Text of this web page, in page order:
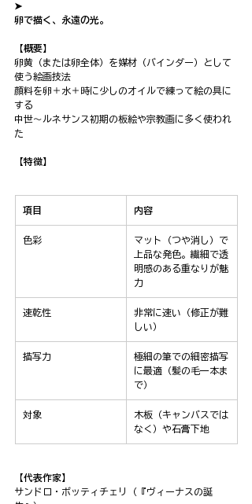
➤
卵で描く、永遠の光。
【概要】
卵黄（または卵全体）を媒材（バインダー）として
使う絵画技法
顔料を卵＋水＋時に少しのオイルで練って絵の具に
する
中世〜ルネサンス初期の板絵や宗教画に多く使われ
た
【特徴】
項目 内容
色彩
マット（つや消し）で
上品な発色。繊細で透
明感のある重なりが魅
力
速乾性
非常に速い（修正が難
しい）
描写力
極細の筆での細密描写
に最適（髪の毛一本ま
で）
対象
木板（キャンバスでは
なく）や石膏下地
【代表作家】
サンドロ・ボッティチェリ（『ヴィーナスの誕